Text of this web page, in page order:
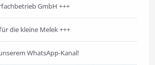
GmbH +++
die kleine Melek +++
WhatsApp-Kanal!